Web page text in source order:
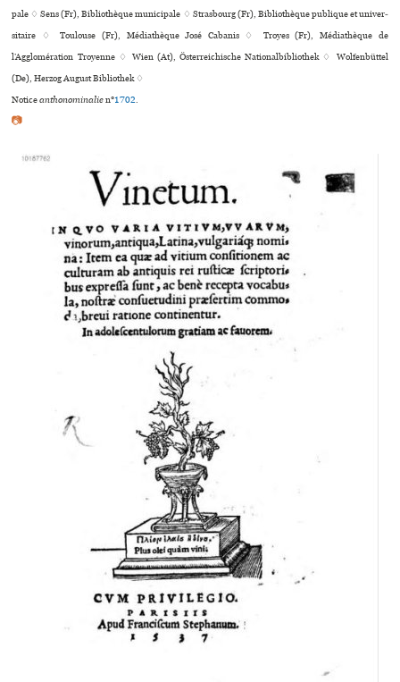
pale ♢ Sens (Fr), Bibliothèque muni­ci­pale ♢ Strasbourg (Fr), Bibliothèque publi­que et uni­ver­
si­taire ♢ Toulouse (Fr), Médiathèque José Cabanis ♢ Troyes (Fr), Médiathèque de
l’Agglomération Troyenne ♢ Wien (At), Österreichische Nationalbibliothek ♢ Wolfenbüttel
(De), Herzog August Bibliothek ♢
Noticeanthonominalien°1702.
📷